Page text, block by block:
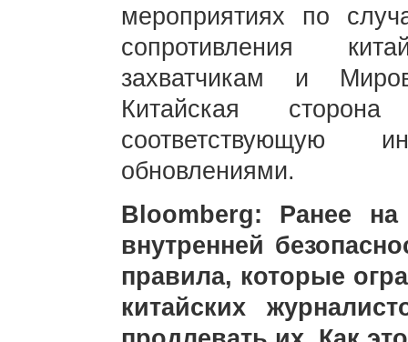
мероприятиях по
сопротивления
захватчикам и
Китайская сторона
соответствующую
обновлениями.
Bloomberg: Ранее
внутренней
правила, которые
китайских